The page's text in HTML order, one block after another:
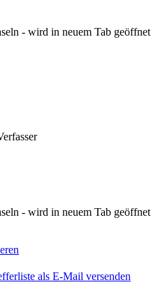
- wird in neuem Tab geöffnet
- wird in neuem Tab geöffnet
als E-Mail versenden